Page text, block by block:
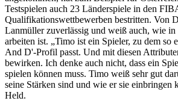
Testspielen auch 23 Länderspiele in den
Qualifikationswettbewerben bestritten. Von
Lanmüller zuverlässig und weiß auch, wie in
arbeiten ist. „Timo ist ein Spieler, zu dem so
And D'-Profil passt. Und mit diesen
bewirken. Ich denke auch nicht, dass ein
spielen können muss. Timo weiß sehr gut
seine Stärken sind und wie er sie einbringen
Held.